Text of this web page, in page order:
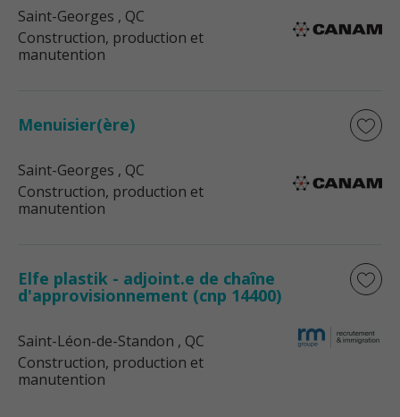
Saint-Georges , QC
Construction, production et
manutention
Menuisier(ère)
Saint-Georges , QC
Construction, production et
manutention
Elfe plastik - adjoint.e de chaîne
d'approvisionnement (cnp 14400)
Saint-Léon-de-Standon , QC
Construction, production et
manutention